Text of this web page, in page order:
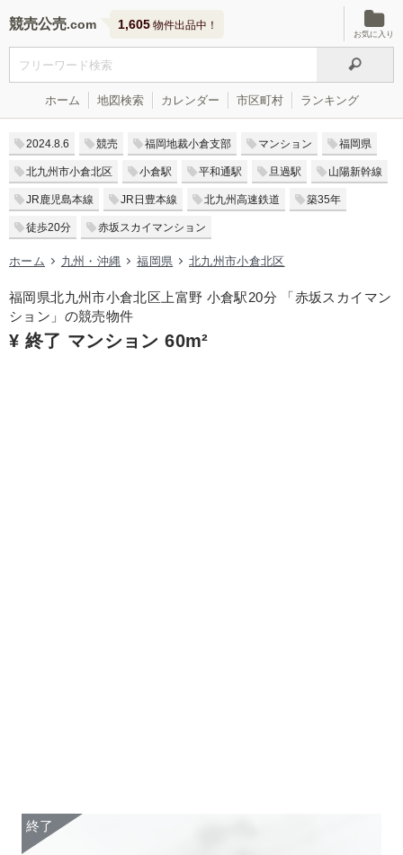
競売公売 1,605 物件出品中！
お気に入り
ホーム 地図検索 カレンダー 市区町村 ランキング
2024.8.6 競売 福岡地裁小倉支部 マンション 福岡県
北九州市小倉北区 小倉駅 平和通駅 旦過駅 山陽新幹線
JR鹿児島本線 JR日豊本線 北九州高速鉄道 築35年
徒歩20分 赤坂スカイマンション
ホーム 九州・沖縄 福岡県 北九州市小倉北区
福岡県北九州市小倉北区上富野 小倉駅20分 「赤坂スカイマン
ション」の競売物件
¥ 終了 マンション 60m²